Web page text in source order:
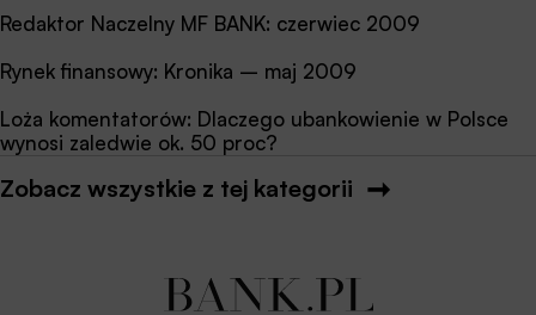
Redaktor Naczelny MF BANK: czerwiec 2009
Rynek finansowy: Kronika – maj 2009
Loża komentatorów: Dlaczego ubankowienie w Polsce
wynosi zaledwie ok. 50 proc?
Zobacz wszystkie z tej kategorii